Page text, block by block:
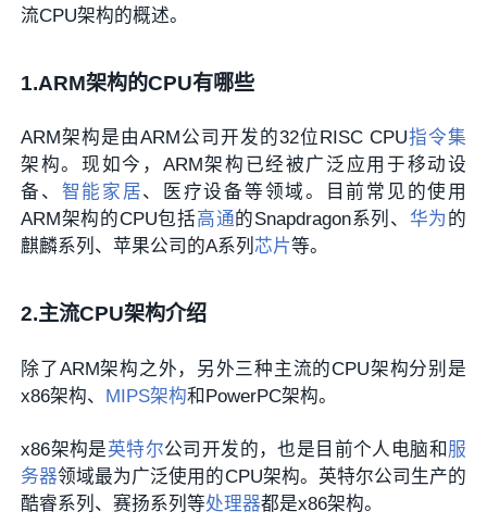
流CPU架构的概述。
1.ARM架构的CPU有哪些
ARM架构是由ARM公司开发的32位RISC CPU指令集
架构。现如今，ARM架构已经被广泛应用于移动设
备、 智能家居、医疗设备等领域。目前常见的使用
ARM架构的CPU包括高通的Snapdragon系列、 华为 的
麒麟系列、苹果公司的A系列 芯片等。
2.主流CPU架构介绍
除了ARM架构之外，另外三种主流的CPU架构分别是
x86架构、 MIPS架构和PowerPC架构。
x86架构是英特尔公司开发的，也是目前个人电脑和 服
务器领域最为广泛使用的CPU架构。英特尔公司生产的
酷睿系列、赛扬系列等处理器都是x86架构。